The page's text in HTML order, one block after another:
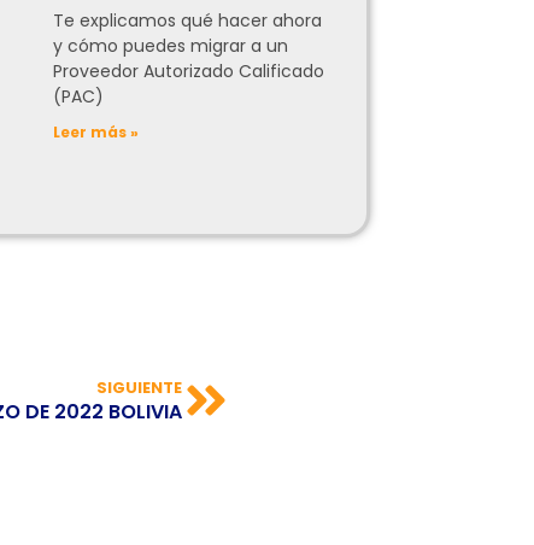
Te explicamos qué hacer ahora
y cómo puedes migrar a un
Proveedor Autorizado Calificado
(PAC)
Leer más »
SIGUIENTE
DE 2022 BOLIVIA